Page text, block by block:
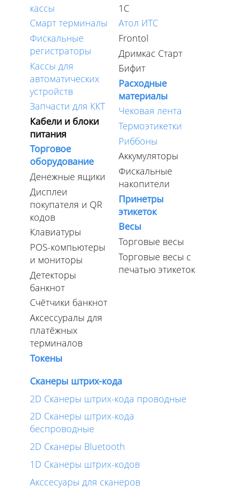
кассы
Смарт терминалы
Фискальные
регистраторы
Кассы для
автоматических
устройств
Запчасти для ККТ
Кабели и блоки
питания
Торговое
оборудование
Денежные ящики
Дисплеи
покупателя и QR
кодов
Клавиатуры
POS-компьютеры
и мониторы
Детекторы
банкнот
Счётчики банкнот
Аксессуралы для
платёжных
терминалов
Токены
1C
Атол ИТС
Frontol
Дримкас Старт
Бифит
Расходные
материалы
Чековая лента
Термоэтикетки
Риббоны
Аккумуляторы
Фискальные
накопители
Принетры
этикеток
Весы
Торговые весы
Торговые весы с
печатью этикеток
Сканеры штрих-кода
2D Сканеры штрих-кода проводные
2D Сканеры штрих-кода
беспроводные
2D Сканеры Bluetooth
1D Сканеры штрих-кодов
Акссесуары для сканеров